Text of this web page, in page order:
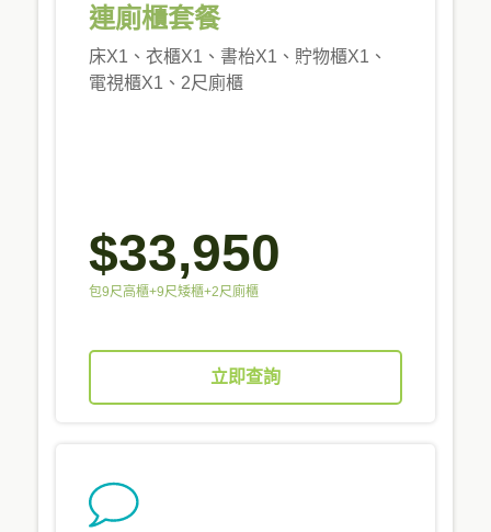
連廁櫃套餐
床X1、衣櫃X1、書枱X1、貯物櫃X1、
電視櫃X1、2尺廁櫃
$33,950
包9尺高櫃+9尺矮櫃+2尺廁櫃
立即查詢